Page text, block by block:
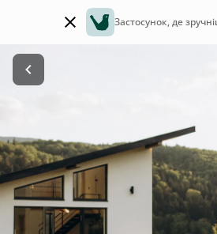
Застосунок, де